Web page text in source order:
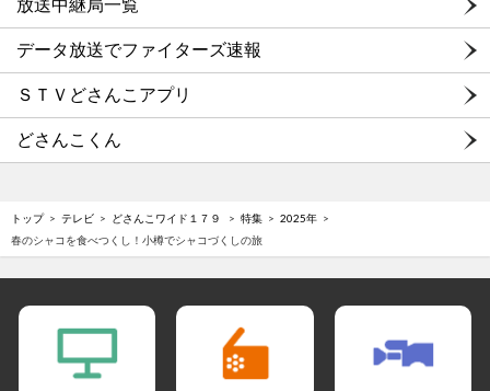
放送中継局一覧
データ放送でファイターズ速報
ＳＴＶどさんこアプリ
どさんこくん
トップ テレビ どさんこワイド１７９ 特集
2025年
春のシャコを食べつくし！小樽でシャコづくしの旅